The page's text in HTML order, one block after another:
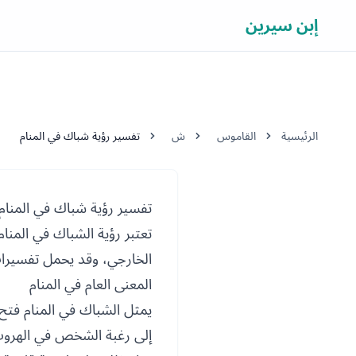
إبن سيرين
الرئيسية القاموس ش تفسير رؤية شباك في المنام
تفسير رؤية شباك في
تعتبر رؤية الشباك في
الخارجي، وقد يحمل
المعنى العام في المنام
يمثل الشباك في المنام
إلى رغبة الشخص في